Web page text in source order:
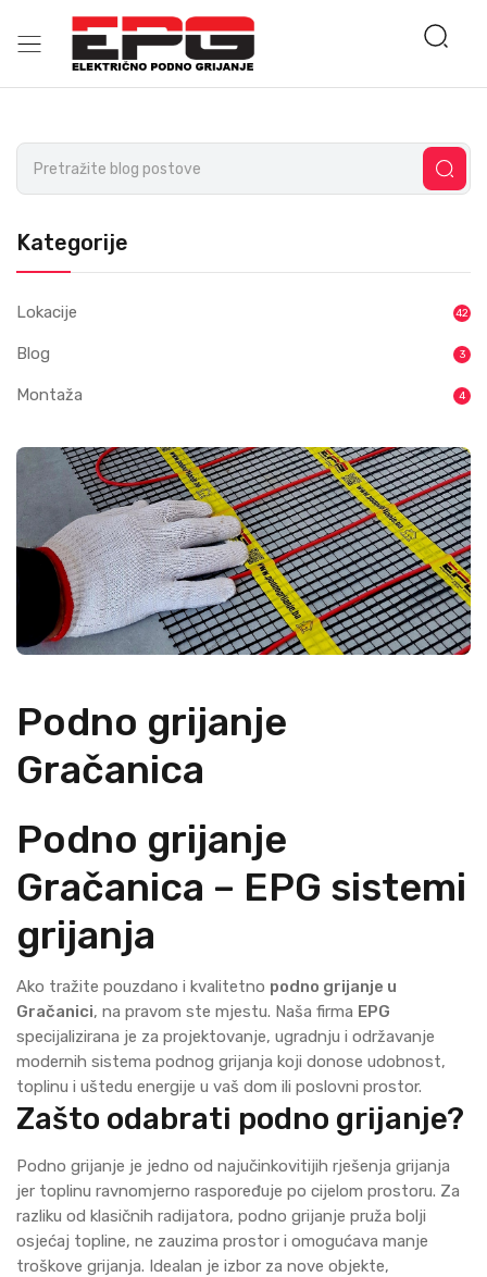
Podno grijanje
Gračanica
Podno grijanje
Gračanica – EPG sistemi
grijanja
Ako tražite pouzdano i kvalitetno podno grijanje u
Gračanici, na pravom ste mjestu. Naša firma EPG
specijalizirana je za projektovanje, ugradnju i održavanje
modernih sistema podnog grijanja koji donose udobnost,
toplinu i uštedu energije u vaš dom ili poslovni prostor.
Zašto odabrati podno grijanje?
Podno grijanje je jedno od najučinkovitijih rješenja grijanja
jer toplinu ravnomjerno raspoređuje po cijelom prostoru. Za
razliku od klasičnih radijatora, podno grijanje pruža bolji
osjećaj topline, ne zauzima prostor i omogućava manje
troškove grijanja. Idealan je izbor za nove objekte,
Kategorije
Lokacije 42
Blog 3
Montaža 4